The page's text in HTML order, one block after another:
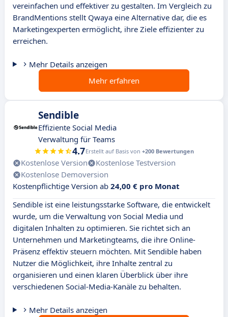
vereinfachen und effektiver zu gestalten. Im Vergleich zu
BrandMentions stellt Qwaya eine Alternative dar, die es
Marketingexperten ermöglicht, ihre Ziele effizienter zu
erreichen.
Mehr Details anzeigen
Mehr erfahren
Sendible
Effiziente Social Media
Verwaltung für Teams
4.7Erstellt auf Basis von +200 Bewertungen
Kostenlose Version
Kostenlose Testversion
Kostenlose Demoversion
Kostenpflichtige Version ab 24,00 € pro Monat
Sendible ist eine leistungsstarke Software, die entwickelt
wurde, um die Verwaltung von Social Media und
digitalen Inhalten zu optimieren. Sie richtet sich an
Unternehmen und Marketingteams, die ihre Online-
Präsenz effektiv steuern möchten. Mit Sendible haben
Nutzer die Möglichkeit, ihre Inhalte zentral zu
organisieren und einen klaren Überblick über ihre
verschiedenen Social-Media-Kanäle zu behalten.
Mehr Details anzeigen